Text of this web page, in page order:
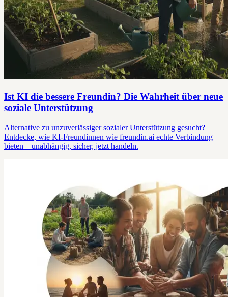
Ist KI die bessere Freundin? Die Wahrheit über neue
soziale Unterstützung
Alternative zu unzuverlässiger sozialer Unterstützung gesucht?
Entdecke, wie KI-Freundinnen wie freundin.ai echte Verbindung
bieten – unabhängig, sicher, jetzt handeln.